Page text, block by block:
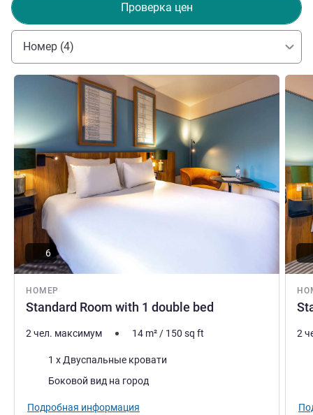
Проверка цен
Номер (4)
НОМЕР
Standard Room with 1 double bed
Подробная информация
6
2 чел. максимум 14 m²/ 150 sq ft
Постель1 x Двуспальные кровати
Виды:Боковой вид на город
Подробная информация
2